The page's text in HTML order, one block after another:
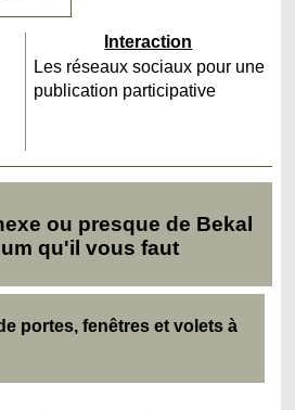
Interaction
Les réseaux sociaux pour une
publication participative
ou presque de Bekal
qu'il vous faut
portes, fenêtres et volets à